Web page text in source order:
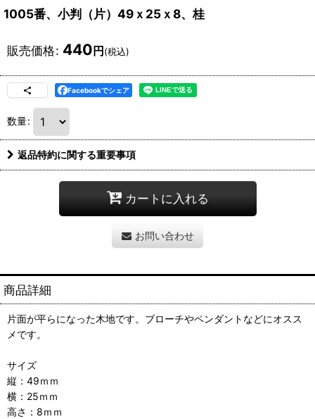
1005番、小判（片）49ｘ25ｘ8、桂
販売価格: 440円(税込)
Facebookでシェア
数量:
返品特約に関する重要事項
カートに入れる
お問い合わせ
商品詳細
片面が平らになった木地です。ブローチやペンダントなどにオスス
メです。
サイズ
縦：49ｍｍ
横：25ｍｍ
高さ：8ｍｍ